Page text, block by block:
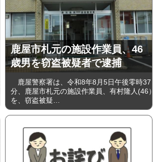
鹿屋市札元の施設作業員、46
歳男を窃盗被疑者で逮捕
鹿屋警察署は、令和8年8月5日午後零時37
分、鹿屋市札元の施設作業員、有村隆人(46）
を、窃盗被疑…